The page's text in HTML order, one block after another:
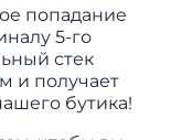
попадание
5-го
стек
и получает
бутика!